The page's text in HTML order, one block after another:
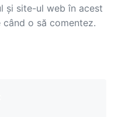
și site-ul web în acest
o să comentez.